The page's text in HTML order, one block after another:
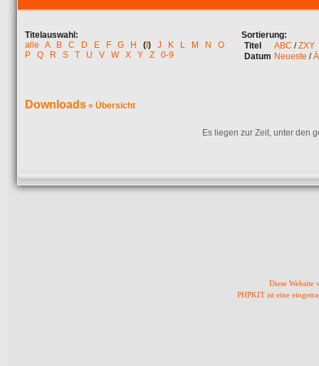
Titelauswahl:
alle
A B C D E F G H ( ) J K L M N
O
P
Q R S T U V W X Y Z 0-9
Sortierung:
Titel
ABC /ZXY
Datum Neueste /
Downloads » Übersicht
Es liegen zur Zeit, unter den
Diese Website
PHPKIT ist eine